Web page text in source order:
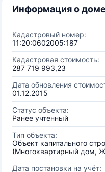
Информация о доме
Кадастровый номер:
11:20:0602005:187
Кадастровая стоимость:
287 719 993,23
Дата обновления
01.12.2015
Статус объекта:
Ранее учтенный
Тип объекта:
Объект капитального
(Многоквартирный дом,
Дата постановки на учёт: